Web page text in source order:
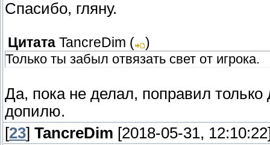
Спасибо, гляну.
Цитата TancreDim (
)
Только ты забыл отвязать свет от игрока.
Да, пока не делал, поправил
допилю.
[23] TancreDim [2018-05-31,